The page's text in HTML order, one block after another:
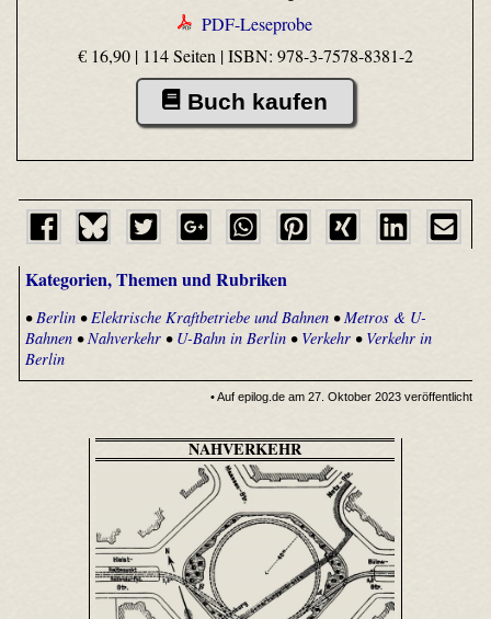
PDF-Leseprobe
€ 16,90 | 114 Seiten |ISBN: 978-3-7578-8381-2
Buch kaufen
Kategorien, Themen und Rubriken
•Berlin•Elektrische Kraftbetriebe und Bahnen•Metros & U-
Bahnen•Nahverkehr• U-Bahn in Berlin• Verkehr• Verkehr in
Berlin
• Auf epilog.de am 27. Oktober 2023 veröffentlicht
NAHVERKEHR